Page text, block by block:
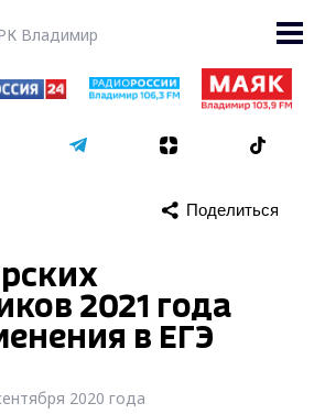
Владимир
Поделиться
2021 года
в ЕГЭ
2020 года